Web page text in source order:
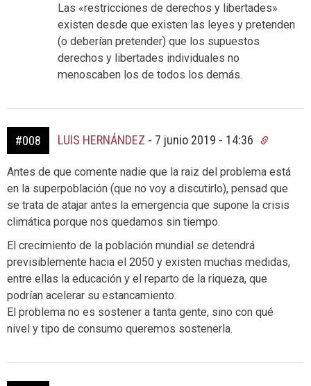
Las «restricciones de derechos y libertades»
existen desde que existen las leyes y pretenden
(o deberían pretender) que los supuestos
derechos y libertades individuales no
menoscaben los de todos los demás.
#008 LUIS HERNÁNDEZ - 7 junio 2019 - 14:36
Antes de que comente nadie que la raiz del problema está
en la superpoblación (que no voy a discutirlo), pensad que
se trata de atajar antes la emergencia que supone la crisis
climática porque nos quedamos sin tiempo.
El crecimiento de la población mundial se detendrá
previsiblemente hacia el 2050 y existen muchas medidas,
entre ellas la educación y el reparto de la riqueza, que
podrían acelerar su estancamiento.
El problema no es sostener a tanta gente, sino con qué
nivel y tipo de consumo queremos sostenerla.